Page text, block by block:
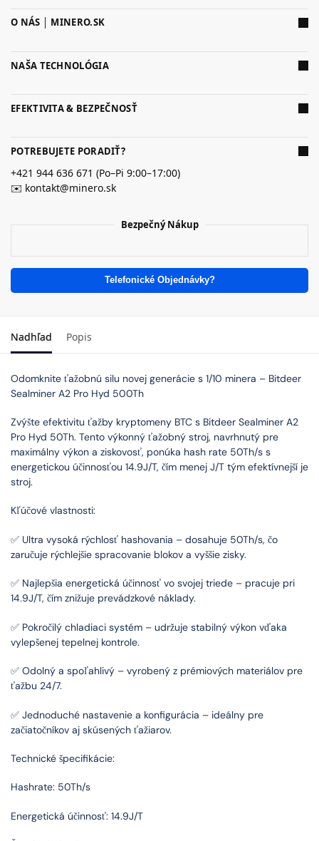
O NÁS │ MINERO.SK
NAŠA TECHNOLÓGIA
EFEKTIVITA & BEZPEČNOSŤ
POTREBUJETE PORADIŤ?
+421 944 636 671 (Po–Pi 9:00–17:00)
✉️ kontakt@minero.sk
Bezpečný Nákup
Telefonické Objednávky?
Nadhľad Popis
Odomknite ťažobnú silu novej generácie s 1/10 minera – Bitdeer
Sealminer A2 Pro Hyd 500Th
Zvýšte efektivitu ťažby kryptomeny BTC s Bitdeer Sealminer A2
Pro Hyd 50Th. Tento výkonný ťažobný stroj, navrhnutý pre
maximálny výkon a ziskovosť, ponúka hash rate 50Th/s s
energetickou účinnosťou 14.9J/T, čím menej J/T tým efektívnejší je
stroj.
Kľúčové vlastnosti:
✅ Ultra vysoká rýchlosť hashovania – dosahuje 50Th/s, čo
zaručuje rýchlejšie spracovanie blokov a vyššie zisky.
✅ Najlepšia energetická účinnosť vo svojej triede – pracuje pri
14.9J/T, čím znižuje prevádzkové náklady.
✅ Pokročilý chladiaci systém – udržuje stabilný výkon vďaka
vylepšenej tepelnej kontrole.
✅ Odolný a spoľahlivý – vyrobený z prémiových materiálov pre
ťažbu 24/7.
✅ Jednoduché nastavenie a konfigurácia – ideálny pre
začiatočníkov aj skúsených ťažiarov.
Technické špecifikácie:
Hashrate: 50Th/s
Energetická účinnosť: 14.9J/T